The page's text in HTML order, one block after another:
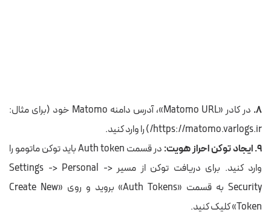
۸.
در کادر «Matomo URL»، آدرس دامنه Matomo خود (برای مثال:
https://matomo.varlogs.ir/) را وارد کنید.
۹. ایجاد توکن احراز هویت:
در قسمت Auth token باید توکن ماتومو را
وارد کنید. برای دریافت توکن از مسیر Settings -> Personal ->
Security به قسمت «Auth Tokens» بروید و روی «Create New
Token» کلیک کنید.